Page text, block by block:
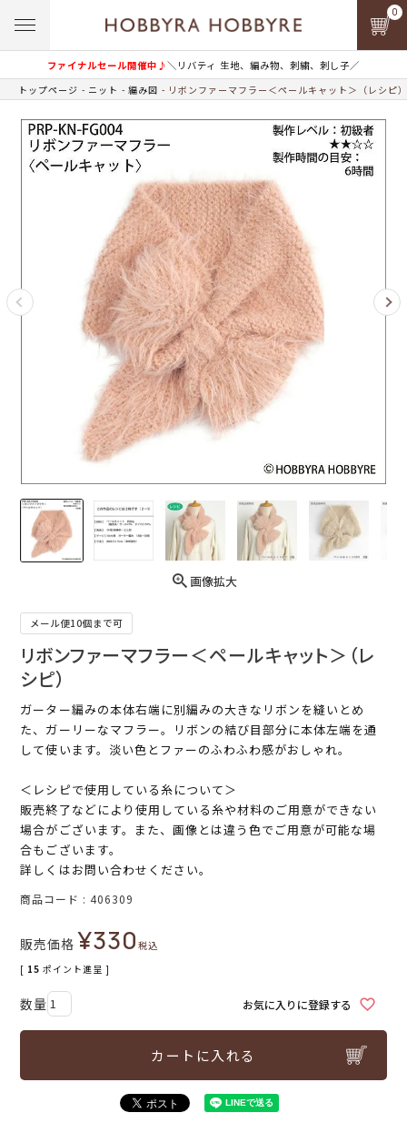
ファイナルセール開催中♪＼リバティ 生地、編み物、刺繍、刺し子／
0
トップページ ニット 編み図 リボンファーマフラー＜ペールキャット＞（レシピ）
画像拡大
メール便10個まで可
リボンファーマフラー＜ペールキャット＞（レ
シピ）
ガーター編みの本体右端に別編みの大きなリボンを縫いとめ
た、ガーリーなマフラー。リボンの結び目部分に本体左端を通
して使います。淡い色とファーのふわふわ感がおしゃれ。
＜レシピで使用している糸について＞
販売終了などにより使用している糸や材料のご用意ができない
場合がございます。また、画像とは違う色でご用意が可能な場
合もございます。
詳しくはお問い合わせください。
商品コード 406309
販売価格 ¥330税込
[ 15 ポイント進呈 ]
お気に入りに登録する
カートに入れる